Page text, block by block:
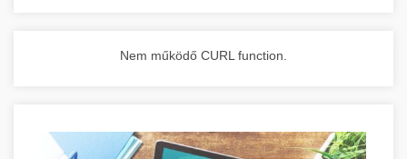
Nem működő CURL function.